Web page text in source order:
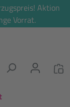
Aktion
Vorrat.